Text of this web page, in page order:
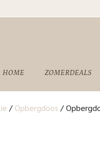
HOME ZOMERDEALS
/ Opbergdoos /